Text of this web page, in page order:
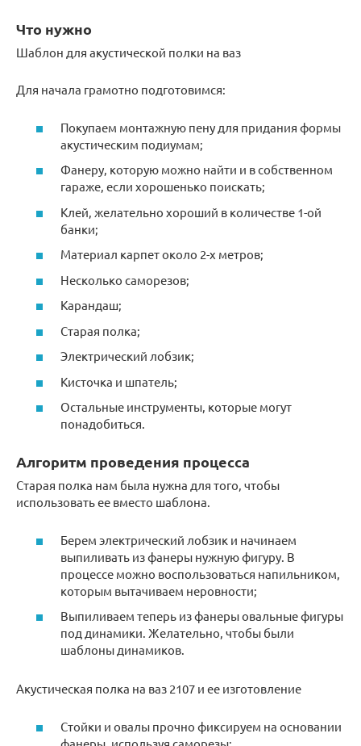
Что нужно
Шаблон для акустической полки на ваз
Для начала грамотно подготовимся:
Покупаем монтажную пену для придания формы
акустическим подиумам;
Фанеру, которую можно найти и в собственном
гараже, если хорошенько поискать;
Клей, желательно хороший в количестве 1-ой
банки;
Материал карпет около 2-х метров;
Несколько саморезов;
Карандаш;
Старая полка;
Электрический лобзик;
Кисточка и шпатель;
Остальные инструменты, которые могут
понадобиться.
Алгоритм проведения процесса
Старая полка нам была нужна для того, чтобы
использовать ее вместо шаблона.
Берем электрический лобзик и начинаем
выпиливать из фанеры нужную фигуру. В
процессе можно воспользоваться напильником,
которым вытачиваем неровности;
Выпиливаем теперь из фанеры овальные фигуры
под динамики. Желательно, чтобы были
шаблоны динамиков.
Акустическая полка на ваз 2107 и ее изготовление
Стойки и овалы прочно фиксируем на основании
фанеры, используя саморезы;